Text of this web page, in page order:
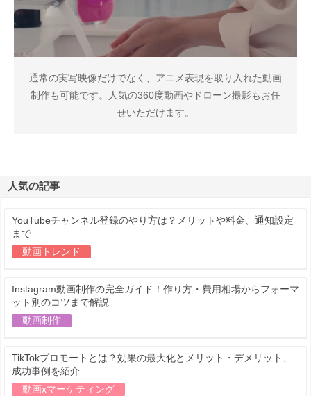
通常の実写映像だけでなく、アニメ表現を取り入れた動画
制作も可能です。人気の360度動画やドローン撮影もお任
せいただけます。
人気の記事
YouTubeチャンネル登録のやり方は？メリットや料金、通知設定
まで
動画トレンド
Instagram動画制作の完全ガイド！作り方・費用相場からフォーマ
ット別のコツまで解説
動画制作
TikTokプロモートとは？効果の最大化とメリット・デメリット、
成功事例を紹介
動画xマーケティング